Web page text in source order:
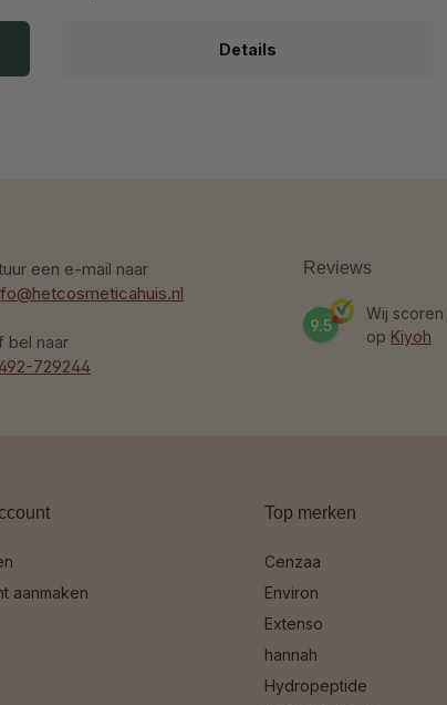
Details
een e-mail naar
bel naar
729244
Reviews
9.5
Wij scoren
op Kiyoh
aanmaken
Top merken
Cenzaa
Environ
Extenso
hannah
Hydropeptide